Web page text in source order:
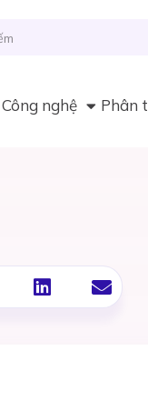
Công nghệ Phân